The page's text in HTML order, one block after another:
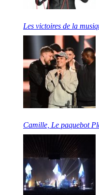
Les victoires de la
Camille, Le paquebot